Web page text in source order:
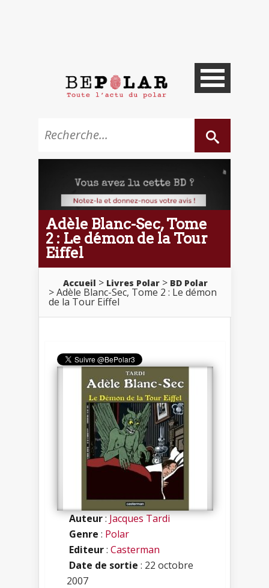
Adèle Blanc-Sec, Tome
2 : Le démon de la Tour
Eiffel
Accueil Livres Polar BD Polar
Adèle Blanc-Sec, Tome 2 : Le démon
de la Tour Eiffel
Auteur:Jacques Tardi
Genre : Polar
Editeur: Casterman
Date de sortie : 22 octobre
2007